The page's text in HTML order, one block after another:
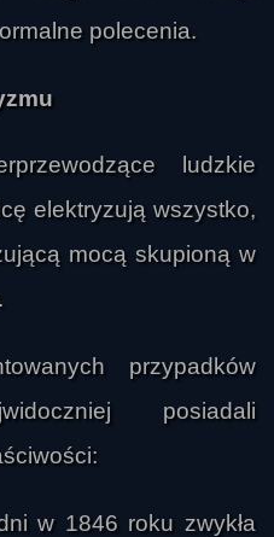
polecenia.
ludzkie
elektryzują wszystko,
mocą skupioną w
przypadków
posiadali
w 1846 roku zwykła